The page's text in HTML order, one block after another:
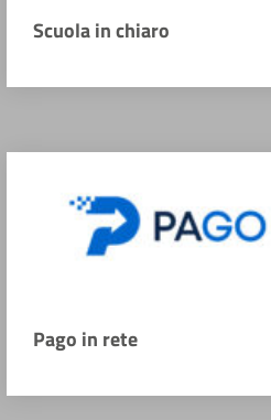
Scuola in chiaro
Pago in rete